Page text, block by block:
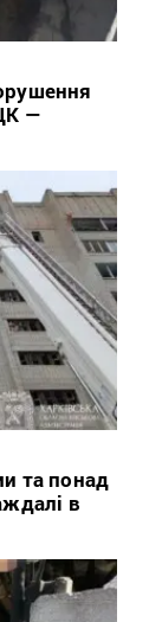
—
та понад
в